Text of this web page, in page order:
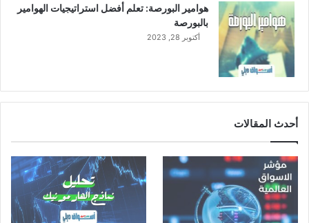
هوامير البورصة: تعلم أفضل استراتيجيات الهوامير
بالبورصة
أكتوبر 28, 2023
أحدث المقالات